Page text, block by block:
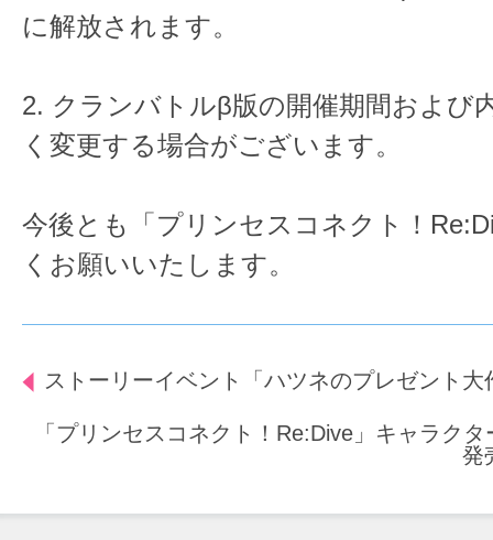
に解放されます。
2. クランバトルβ版の開催期間および
く変更する場合がございます。
今後とも「プリンセスコネクト！
くお願いいたします。
ストーリーイベント「ハツネのプレゼント大
「プリンセスコネクト！Re:Dive」キャラク
発